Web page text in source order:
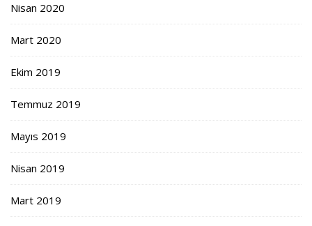
Nisan 2020
Mart 2020
Ekim 2019
Temmuz 2019
Mayıs 2019
Nisan 2019
Mart 2019